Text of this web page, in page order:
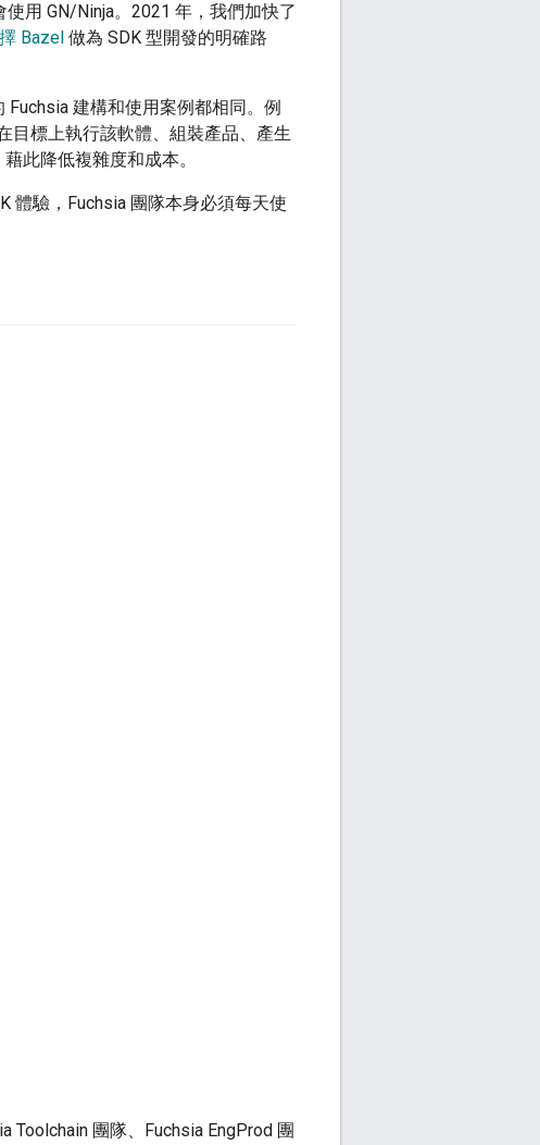
用 GN/Ninja。2021 年，我們加快了
Bazel 做為 SDK 型開發的明確路
建構和使用案例都相同。例
目標上執行該軟體、組裝產品、產生
此降低複雜度和成本。
體驗，Fuchsia 團隊本身必須每天使
Toolchain 團隊、Fuchsia EngProd 團